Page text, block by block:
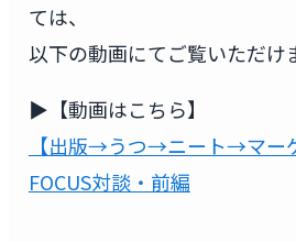
ては、
以下の動画にてご覧いただけ
▶️【動画はこちら】
【出版→うつ→ニート→マー
FOCUS対談・前編